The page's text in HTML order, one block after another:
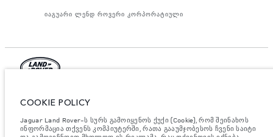
იაგუარი ლენდ როვერი კორპორატიული
უითლი, ქონვერთი CV3 4LF. რეგისტრირებულია დიდ ბრიტანეთში
მითითებული ციფრები არის ოფიციალური მწარმოებლის ტესტირების
შედეგები. ავტომობილის საწვავის მოხმარება შესაძლებელია
განვასხვავოთ ტესტებიდან მიღებული შედეგებით, ხოლო ციფრები
COOKIE POLICY
Jaguar Land Rover-ს სურს გამოიყენოს ქუქი (Cookie), რომ შეინახოს
ინფორმაცია თქვენს კომპიუტერში, რათა გააუმჯობესოს ჩვენი საიტი